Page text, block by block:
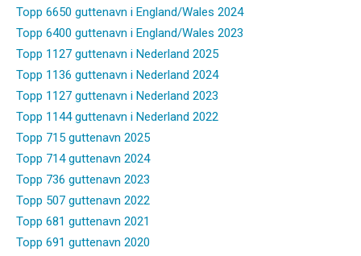
Topp 6650 guttenavn i England/Wales 2024
Topp 6400 guttenavn i England/Wales 2023
Topp 1127 guttenavn i Nederland 2025
Topp 1136 guttenavn i Nederland 2024
Topp 1127 guttenavn i Nederland 2023
Topp 1144 guttenavn i Nederland 2022
Topp 715 guttenavn 2025
Topp 714 guttenavn 2024
Topp 736 guttenavn 2023
Topp 507 guttenavn 2022
Topp 681 guttenavn 2021
Topp 691 guttenavn 2020